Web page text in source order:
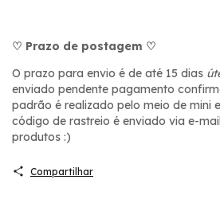
♡ Prazo de postagem ♡
O prazo para envio é de até 15 dias
enviado pendente pagamento
padrão é realizado pelo meio de mini
código de rastreio é enviado via e-
produtos :)
Compartilhar